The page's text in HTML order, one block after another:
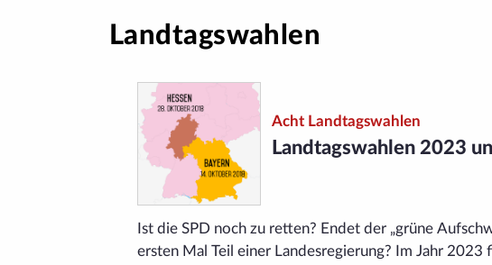
Landtagswahlen
Acht Landtagswahlen
Landtagswahlen 2023
Ist die SPD noch zu retten? Endet der „grüne
ersten Mal Teil einer Landes­regierung? Im Jahr 2023